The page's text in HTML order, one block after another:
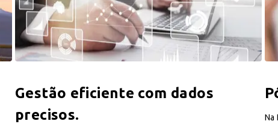
Gestão eficiente com dados
precisos.
Na